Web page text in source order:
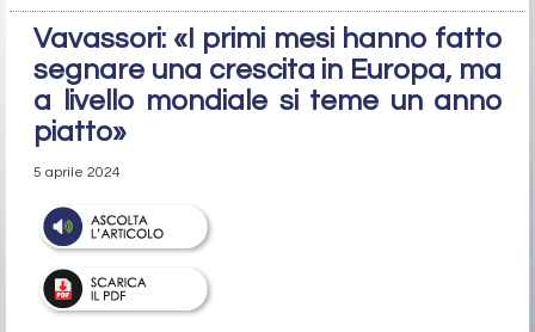
Vavassori: «I primi mesi hanno fatto
segnare una crescita in Europa, ma
a livello mondiale si teme un anno
piatto»
5 aprile 2024